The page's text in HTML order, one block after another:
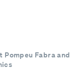
Pompeu Fabra and